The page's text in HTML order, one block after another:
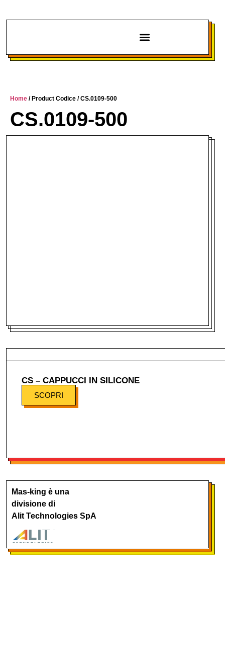
Home / Product Codice / CS.0109-500
CS.0109-500
CS – CAPPUCCI IN SILICONE
SCOPRI
Mas-king è una
divisione di
Alit Technologies SpA